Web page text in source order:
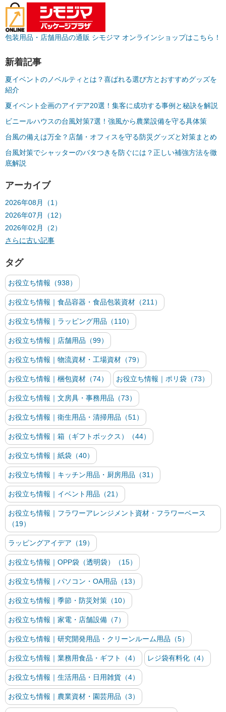
包装用品・店舗用品の通販 シモジマ オンラインショップはこちら！
新着記事
夏イベントのノベルティとは？喜ばれる選び方とおすすめグッズを
紹介
夏イベント企画のアイデア20選！集客に成功する事例と秘訣を解説
ビニールハウスの台風対策7選！強風から農業設備を守る具体策
台風の備えは万全？店舗・オフィスを守る防災グッズと対策まとめ
台風対策でシャッターのバタつきを防ぐには？正しい補強方法を徹
底解説
アーカイブ
2026年08月（1）
2026年07月（12）
2026年02月（2）
さらに古い記事
タグ
お役立ち情報（938）
お役立ち情報｜食品容器・食品包装資材（211）
お役立ち情報｜ラッピング用品（110）
お役立ち情報｜店舗用品（99）
お役立ち情報｜物流資材・工場資材（79）
お役立ち情報｜梱包資材（74） お役立ち情報｜ポリ袋（73）
お役立ち情報｜文房具・事務用品（73）
お役立ち情報｜衛生用品・清掃用品（51）
お役立ち情報｜箱（ギフトボックス）（44）
お役立ち情報｜紙袋（40）
お役立ち情報｜キッチン用品・厨房用品（31）
お役立ち情報｜イベント用品（21）
お役立ち情報｜フラワーアレンジメント資材・フラワーベース
（19）
ラッピングアイデア（19）
お役立ち情報｜OPP袋（透明袋）（15）
お役立ち情報｜パソコン・OA用品（13）
お役立ち情報｜季節・防災対策（10）
お役立ち情報｜家電・店舗設備（7）
お役立ち情報｜研究開発用品・クリーンルーム用品（5）
お役立ち情報｜業務用食品・ギフト（4） レジ袋有料化（4）
お役立ち情報｜生活用品・日用雑貨（4）
お役立ち情報｜農業資材・園芸用品（3）